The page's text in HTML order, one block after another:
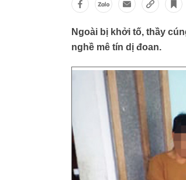
Ngoài bị khởi tố, thầy
nghề mê tín dị đoan.